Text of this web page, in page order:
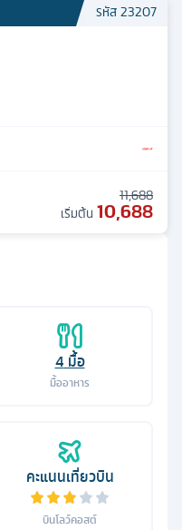
4 มื้อ
มื้ออาหาร
คะแนนเที่ยวบิน
บินโลว์คอสต์
รหัส23207
11,688
เริ่มต้น 10,688